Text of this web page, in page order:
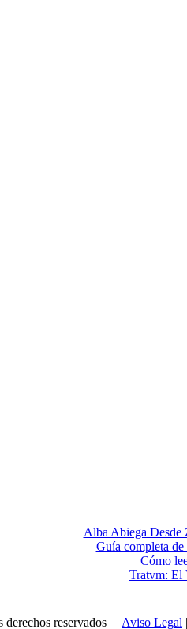
Alba Abiega Desde
Guía completa
Cómo
Tratvm: El
reservados | Aviso Legal |